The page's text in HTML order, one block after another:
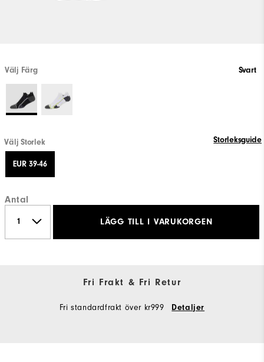
Välj Färg Svart
Välj Storlek Storleksguide
EUR 39-46
Antal
LÄGG TILL I VARUKORGEN
Fri Frakt & Fri Retur
Fri standardfrakt över kr999 Detaljer